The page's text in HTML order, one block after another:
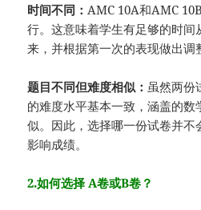
时间不同： AMC 10A和AMC
行。这意味着学生有足够的时间
来，并根据第一次的表现做出调
题目不同但难度相似： 虽然两份
的难度水平基本一致，涵盖的数
似。因此，选择哪一份试卷并
影响成绩。
2.如何选择 A卷或B卷？